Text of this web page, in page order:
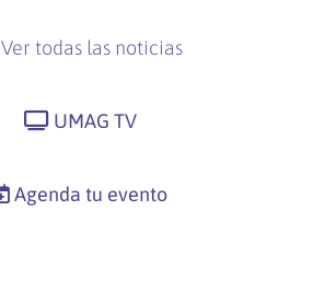
Ver todas las noticias
UMAG TV
Agenda tu evento